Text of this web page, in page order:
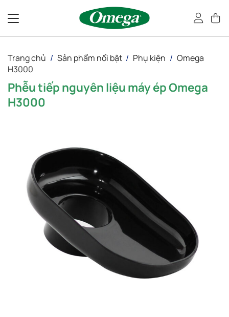
qua
dung
Trang chủ / Sản phẩm nổi bật / Phụ kiện / Omega
H3000
Phễu tiếp nguyên liệu máy ép Omega
H3000